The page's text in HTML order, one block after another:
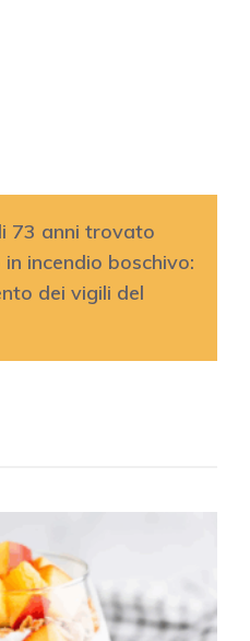
73 anni trovato
incendio boschivo:
dei vigili del